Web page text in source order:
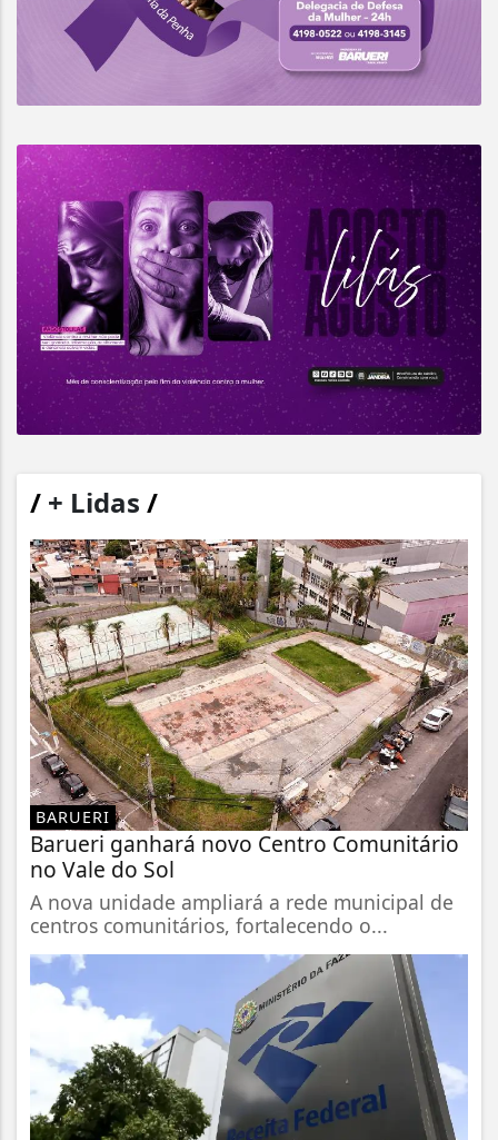
/ + Lidas /
BARUERI
Barueri ganhará novo Centro Comunitário
no Vale do Sol
A nova unidade ampliará a rede municipal de
centros comunitários, fortalecendo o...